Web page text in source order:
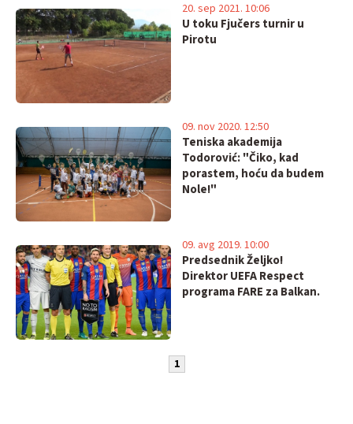
U toku Fjučers turnir u
Pirotu
20. sep 2021. 10:06
Teniska akademija
Todorović: "Čiko, kad
porastem, hoću da budem
Nole!"
09. nov 2020. 12:50
Predsednik Željko!
Direktor UEFA Respect
programa FARE za Balkan.
09. avg 2019. 10:00
1